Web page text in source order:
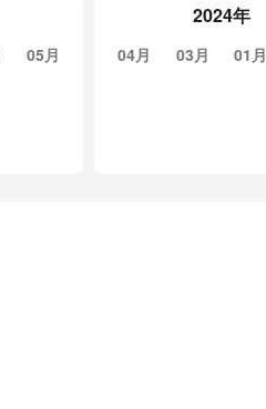
05月
2024年
04月 03月 01月